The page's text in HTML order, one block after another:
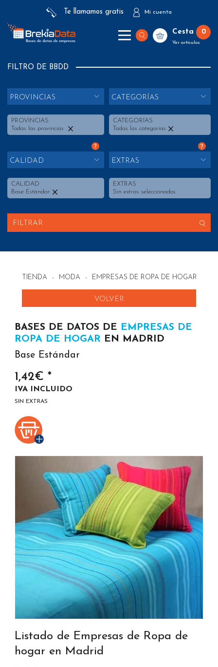
Te llamamos gratis Mi cuenta
Cesta 0
Ver artículos
FILTRO DE BBDD
PROVINCIAS
PROVINCIAS
Todas las provincias
CATEGORÍAS
CATEGORÍAS
Todas las categorías
?
CALIDAD
CALIDAD
Base Estándar
?
EXTRAS
EXTRAS
Sin extras seleccionados
FILTRAR
TIENDA - MODA - EMPRESAS DE ROPA DE HOGAR EN
VOLVER
BASES DE DATOS DE EMPRESAS DE
ROPA DE HOGAR EN MADRID
Base Estándar
1,42€ *
IVA INCLUIDO
SIN EXTRAS
Listado de Empresas de Ropa de
hogar en Madrid